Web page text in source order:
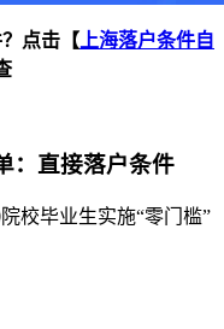
点击【 上海落户条件自
：直接落户条件
校毕业生实施“零门槛”